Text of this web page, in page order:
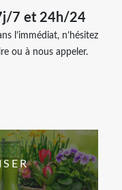
7 et 24h/24
l’immédiat, n’hésitez
ou à nous appeler.